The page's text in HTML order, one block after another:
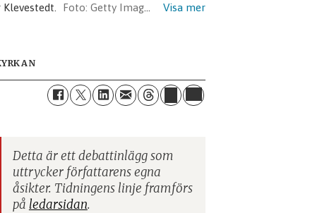
Getty Images
Detta är ett debattinlägg som
uttrycker författarens egna
åsikter. Tidningens linje framförs
på ledarsidan.